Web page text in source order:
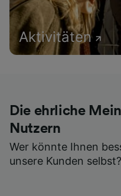
Aktivitäten
Die ehrliche
Nutzern
Wer könnte Ihnen
unsere Kunden selbst?